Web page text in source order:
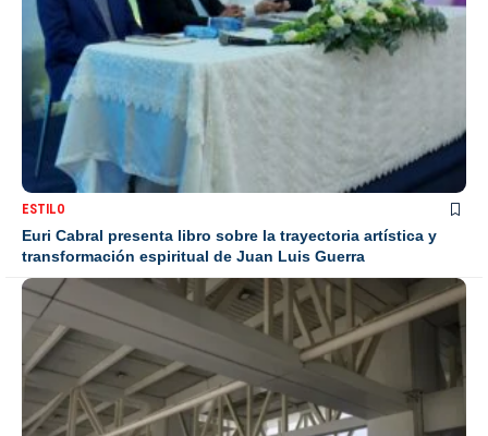
ESTILO
Euri Cabral presenta libro sobre la trayectoria artística y
transformación espiritual de Juan Luis Guerra